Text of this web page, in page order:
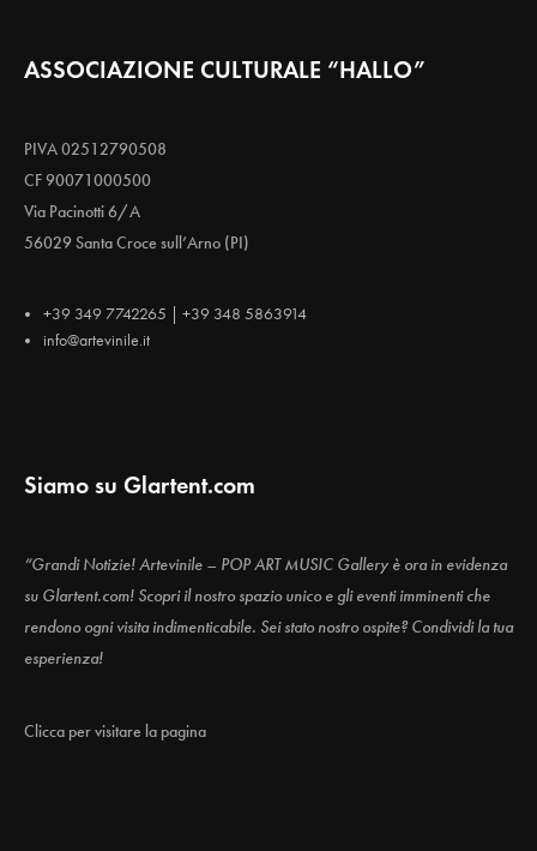
ASSOCIAZIONE CULTURALE “HALLO”
PIVA 02512790508
CF 90071000500
Via Pacinotti 6/A
56029 Santa Croce sull’Arno (PI)
+39 349 7742265 | +39 348 5863914
info@artevinile.it
Siamo su Glartent.com
“Grandi Notizie! Artevinile – POP ART MUSIC Gallery è ora in evidenza
su Glartent.com! Scopri il nostro spazio unico e gli eventi imminenti che
rendono ogni visita indimenticabile. Sei stato nostro ospite? Condividi la tua
esperienza!
Clicca per visitare la pagina